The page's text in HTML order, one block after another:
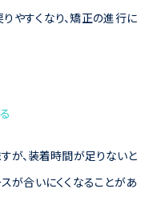
やすくなり、矯正の進行に
が、装着時間が足りないと
が合いにくくなることがあ